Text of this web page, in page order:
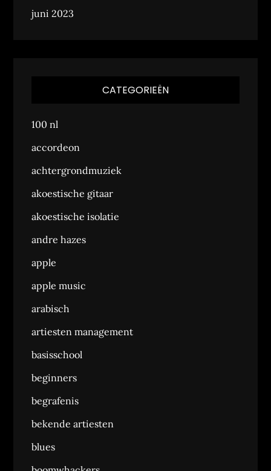
juni 2023
CATEGORIEËN
100 nl
accordeon
achtergrondmuziek
akoestische gitaar
akoestische isolatie
andre hazes
apple
apple music
arabisch
artiesten management
basisschool
beginners
begrafenis
bekende artiesten
blues